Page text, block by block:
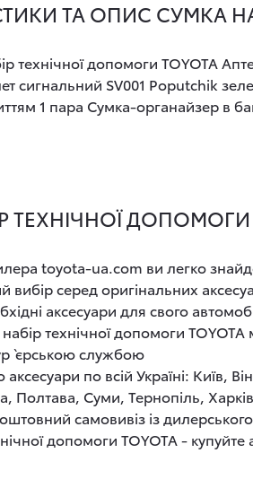
ТА ОПИС СУМКА
технічної допомоги TOYOTA
сигнальний SV001 Poputchik
1 пара Сумка-органайзер в
ТЕХНІЧНОЇ ДОПОМОГИ
toyota-ua.com ви легко
вибір серед оригінальних
аксесуари для свого
технічної допомоги
службою
по всій Україні:
Полтава, Суми, Тернопіль,
самовивіз із
допомоги TOYOTA -